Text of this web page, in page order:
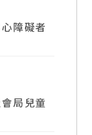
障礙者
局兒童